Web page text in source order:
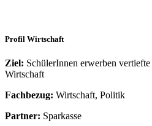
Profil Wirtschaft
Ziel: SchülerInnen erwerben
Wirtschaft
Fachbezug: Wirtschaft, Politik
Partner: Sparkasse